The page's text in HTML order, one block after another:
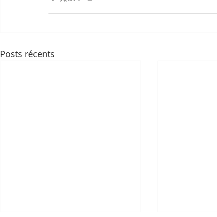
Posts récents